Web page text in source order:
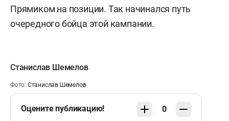
Прямиком на позиции. Так начинался путь
очередного бойца этой кампании.
Станислав Шемелов
Фото: Станислав Шемелов
Оцените публикацию! 0